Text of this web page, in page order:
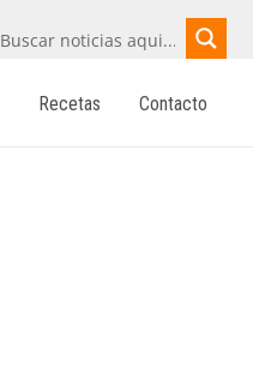
Recetas Contacto